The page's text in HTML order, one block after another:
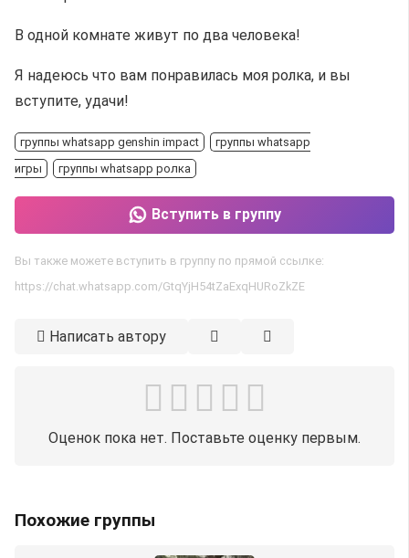
В одной комнате живут по два человека!
Я надеюсь что вам понравилась моя ролка, и вы
вступите, удачи!
группы whatsapp genshin impact
группы whatsapp
игры
группы whatsapp ролка
Вступить в группу
Вы также можете вступить в группу по прямой ссылке:
https://chat.whatsapp.com/GtqYjH54tZaExqHURoZkZE
Написать автору
Оценок пока нет. Поставьте оценку первым.
Похожие группы